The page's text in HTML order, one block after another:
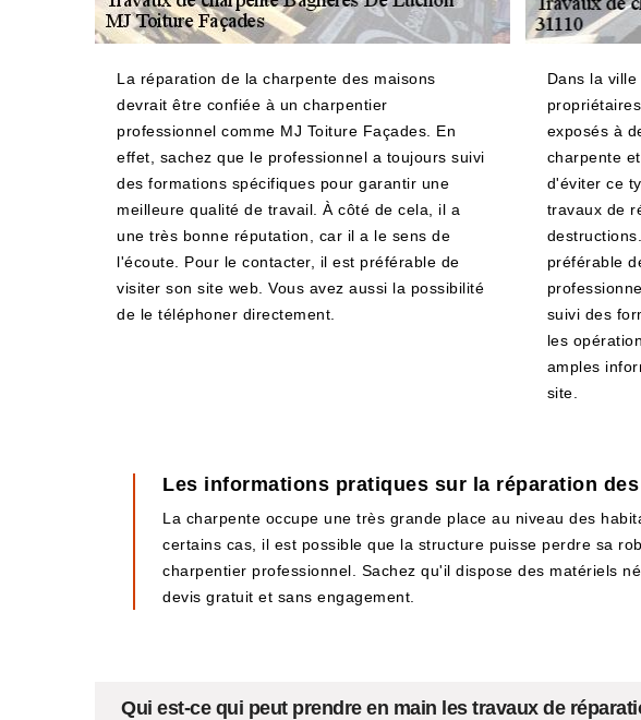
La réparation de la charpente des maisons
devrait être confiée à un charpentier
professionnel comme MJ Toiture Façades. En
effet, sachez que le professionnel a toujours suivi
des formations spécifiques pour garantir une
meilleure qualité de travail. À côté de cela, il a
une très bonne réputation, car il a le sens de
l'écoute. Pour le contacter, il est préférable de
visiter son site web. Vous avez aussi la possibilité
de le téléphoner directement.
Dans la
exposés à
charpente
d'éviter ce
travaux de
préférable
suivi des
les
amples
site.
Les informations pratiques sur la réparation
La charpente occupe une très grande place au niveau des
certains cas, il est possible que la structure puisse perdre sa
charpentier professionnel. Sachez qu'il dispose des matériels
devis gratuit et sans engagement.
Qui est-ce qui peut prendre en main les travaux de